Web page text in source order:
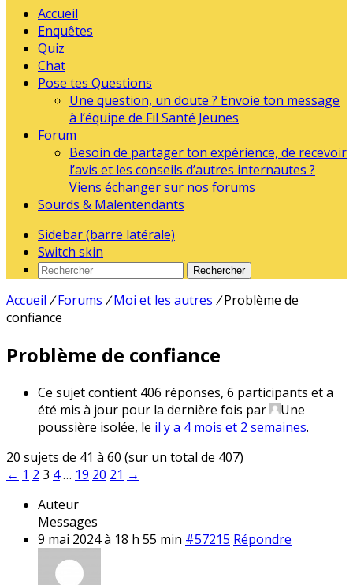
Accueil
Enquêtes
Quiz
Chat
Pose tes Questions
Une question, un doute ? Envoie ton message
à l’équipe de Fil Santé Jeunes
Forum
Besoin de partager ton expérience, de recevoir
l’avis et les conseils d’autres internautes ?
Viens échanger sur nos forums
Sourds & Malentendants
Sidebar (barre latérale)
Switch skin
Rechercher
Accueil / Forums / Moi et les autres / Problème de
confiance
Problème de confiance
Ce sujet contient 406 réponses, 6 participants et a
été mis à jour pour la dernière fois par
Une
poussière isolée, le il y a 4 mois et 2 semaines.
20 sujets de 41 à 60 (sur un total de 407)
← 1 2 3 4… 19 20 21 →
Auteur
Messages
9 mai 2024 à 18 h 55 min #57215 Répondre